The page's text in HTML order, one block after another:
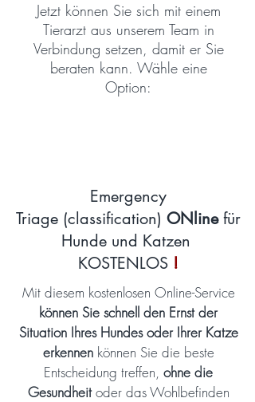
Jetzt können Sie sich mit einem
Tierarzt aus unserem Team in
Verbindung setzen, damit er Sie
beraten kann. Wähle eine
Option:
Emergency
Triage (classification) ONlinefür
Hunde und Katzen
KOSTENLOS !
Mit diesem kostenlosen Online-Service
können Sie schnell den Ernst der
Situation Ihres Hundes oder Ihrer Katze
erkennenkönnen Sie die beste
Entscheidung treffen, ohne die
Gesundheitoder das Wohlbefinden